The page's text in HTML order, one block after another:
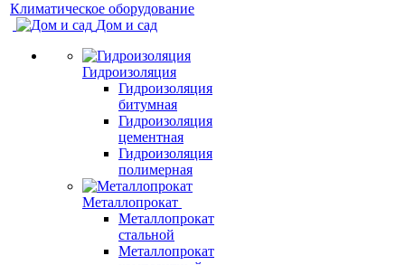
Климатическое оборудование
Дом и сад
Гидроизоляция
Гидроизоляция
битумная
Гидроизоляция
цементная
Гидроизоляция
полимерная
Металлопрокат
Металлопрокат
стальной
Металлопрокат